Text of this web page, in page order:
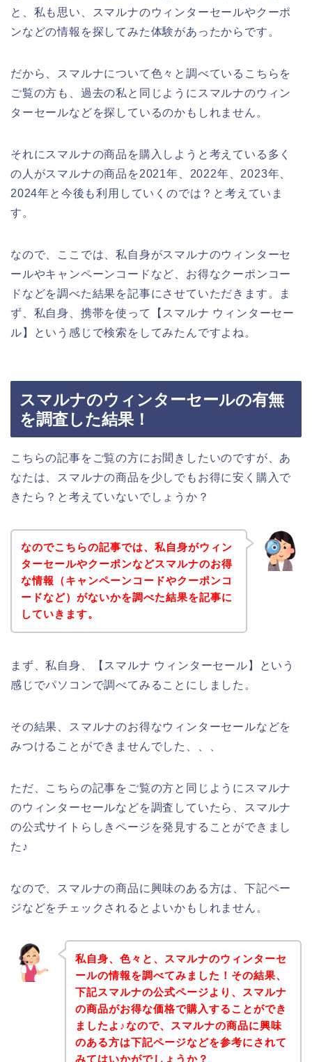
と、私も思い、スマルナのウィンターセールやクーポ
ンなどの情報を探してみた体験があったからです。
だから、スマルナについて色々と調べているこちらを
ご覧の方も、過去の私と同じようにスマルナのウィン
ターセールなどを探しているのかもしれません。
それにスマルナの商品を購入しようと考えている多く
の人がスマルナの商品を2021年、2022年、2023年、
2024年と今後も利用していくのでは？と考えていま
す。
なので、ここでは、私自身がスマルナのウィンターセ
ールやキャンペーンコードなど、お得なクーポンコー
ドなどを調べた結果を記事にさせていただきます。ま
ず、私自身、携帯を使って【スマルナ ウィンターセー
ル】という感じで検索をしてみたんですよね。
スマルナのウィンターセールの有無
を調査した結果！
こちらの記事をご覧の方にお聞きしたいのですが、あ
なたは、スマルナの商品を少しでもお得に安く購入で
きたら？と考えていないでしょうか？
なのでこちらの記事では、私自身がウィン
ターセールやクーポンなどスマルナのお得
な情報（キャンペーンコードやクーポンコ
ードなど）がないかを調べた結果を記事に
していきます。
まず、私自身、【スマルナ ウィンターセール】という
感じでパソコンで調べてみることにしました。
その結果、スマルナのお得なウィンターセールなどを
みつけることができませんでした、、、
ただ、こちらの記事をご覧の方と同じようにスマルナ
のウィンターセールなどを調査していたら、スマルナ
の公式サイトらしきページを発見することができまし
た♪
なので、スマルナの商品に興味のある方は、下記ペー
ジなどをチェックされるとよいかもしれません。
私自身、色々と、スマルナのウィンターセ
ールの情報を調べてみました！その結果、
下記スマルナの公式ページより、スマルナ
の商品がお得な価格で購入することができ
ましたよ♪なので、スマルナの商品に興味
のある方は下記ページなどを参考にされて
みてはいかがでしょうか？